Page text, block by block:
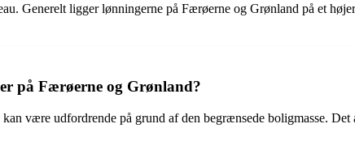
Generelt ligger lønningerne på Færøerne og Grønland på et
på Færøerne og Grønland?
være udfordrende på grund af den begrænsede boligmasse.